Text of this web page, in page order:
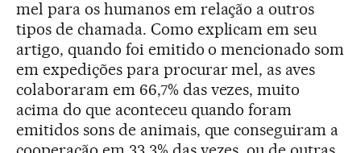
mel para os humanos em relação a outros
tipos de chamada. Como explicam em seu
artigo, quando foi emitido o mencionado som
em expedições para procurar mel, as aves
colaboraram em 66,7% das vezes, muito
acima do que aconteceu quando foram
emitidos sons de animais, que conseguiram a